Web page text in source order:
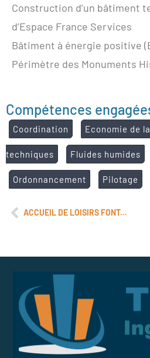
Construction d’un bâtiment
d’Espace France Services
Bâtiment à énergie positive
Périmètre des Monuments
Compétences
Coordination Economie de
techniques Fluides humides
Ordonnancement Pilotage
ACCUEIL DE LOISIRS FONTAINE-LES-DIJON